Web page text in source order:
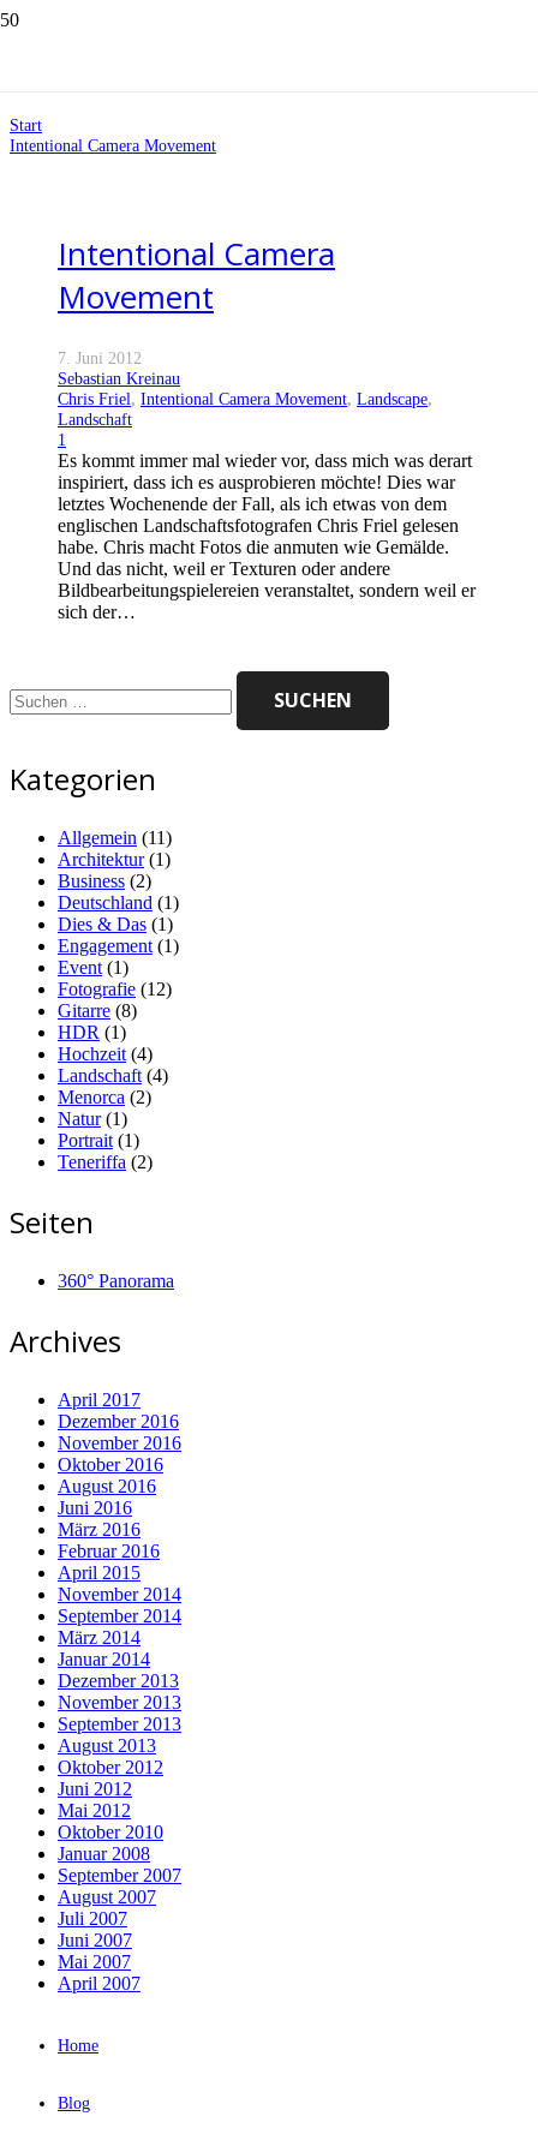
Start
Intentional Camera Movement
Intentional Camera
Movement
7. Juni 2012
Sebastian Kreinau
Chris Friel, Intentional Camera Movement, Landscape,
Landschaft
1
Es kommt immer mal wieder vor, dass mich was derart
inspiriert, dass ich es ausprobieren möchte! Dies war
letztes Wochenende der Fall, als ich etwas von dem
englischen Landschaftsfotografen Chris Friel gelesen
habe. Chris macht Fotos die anmuten wie Gemälde.
Und das nicht, weil er Texturen oder andere
Bildbearbeitungspielereien veranstaltet, sondern weil er
sich der…
nach:
Kategorien
Allgemein (11)
Architektur(1)
Business (2)
Deutschland (1)
Dies & Das (1)
Engagement (1)
Event (1)
Fotografie (12)
Gitarre (8)
HDR (1)
Hochzeit (4)
Landschaft (4)
Menorca (2)
Natur(1)
Portrait (1)
Teneriffa (2)
Seiten
360° Panorama
Archives
April 2017
Dezember 2016
November 2016
Oktober 2016
August 2016
Juni 2016
März 2016
Februar 2016
April 2015
November 2014
September 2014
März 2014
Januar 2014
Dezember 2013
November 2013
September 2013
August 2013
Oktober 2012
Juni 2012
Mai 2012
Oktober 2010
Januar 2008
September 2007
August 2007
Juli 2007
Juni 2007
Mai 2007
April 2007
Home
Blog